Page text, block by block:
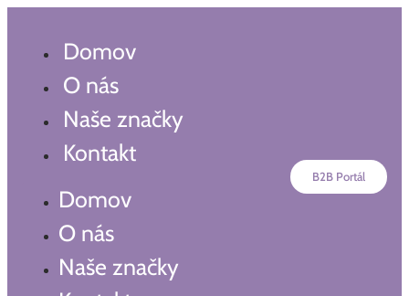
Preskočiť
Domov
O nás
Naše značky
Kontakt
Domov
O nás
Naše značky
B2B Portál